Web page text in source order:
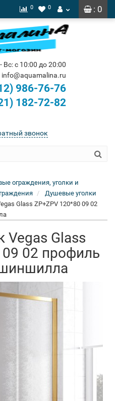
: 0
0 0
Вс: с 10:00 до 20:00
info@aquamalina.ru
986-76-76
182-72-82
звонок
ограждения, уголки и
Душевые уголки
Glass ZP+ZPV 120*80 09 02
Vegas Glass
02 профиль